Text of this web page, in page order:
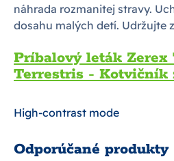
náhrada rozmanitej stravy.
dosahu malých detí. Udržujte
Príbalový leták Zerex
Terrestris - Kotvičník
High-contrast mode
Odporúčané produkty